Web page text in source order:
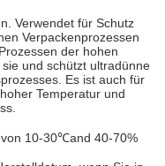
Verwendet für Schutz
Verpackenprozessen
der hohen
und schützt ultradünne
Es ist auch für
Temperatur und
10-30℃and 40-70%